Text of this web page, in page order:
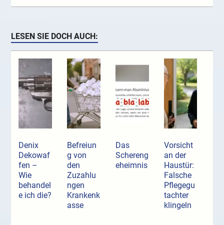
LESEN SIE DOCH AUCH:
Denix
Dekowaf
fen –
Wie
behandel
e ich die?
Befreiun
g von
den
Zuzahlu
ngen
Krankenk
asse
Das
Schereng
eheimnis
Vorsicht
an der
Haustür:
Falsche
Pflegegu
tachter
klingeln